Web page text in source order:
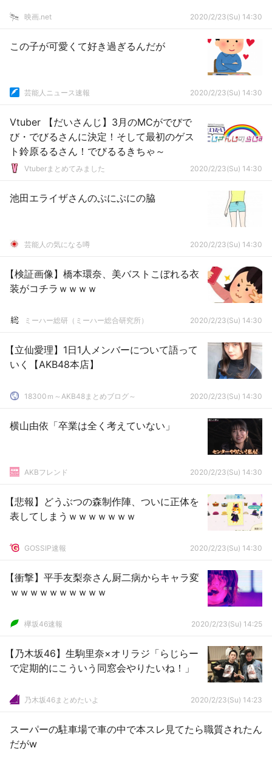
映画.net 2020/2/23(Su) 14:30
この子が可愛くて好き過ぎるんだが
芸能人ニュース速報 2020/2/23(Su) 14:30
Vtuber 【だいさんじ】3月のMCがでびで
び・でびるさんに決定！そして最初のゲス
ト鈴原るるさん！でびるるきちゃ～
Vtuberまとめてみました 2020/2/23(Su) 14:30
池田エライザさんのぷにぷにの脇
芸能人の気になる噂 2020/2/23(Su) 14:30
【検証画像】橋本環奈、美バストこぼれる衣
装がコチラｗｗｗｗ
ミーハー総研（ミーハー総合研究所） 2020/2/23(Su) 14:30
【立仙愛理】1日1人メンバーについて語って
いく【AKB48本店】
18300ｍ～AKB48まとめブログ～ 2020/2/23(Su) 14:30
横山由依「卒業は全く考えていない」
AKBフレンド 2020/2/23(Su) 14:30
【悲報】どうぶつの森制作陣、ついに正体を
表してしまうｗｗｗｗｗｗｗ
GOSSIP速報 2020/2/23(Su) 14:30
【衝撃】平手友梨奈さん厨二病からキャラ変
ｗｗｗｗｗｗｗｗｗｗ
欅坂46速報 2020/2/23(Su) 14:25
【乃木坂46】生駒里奈×オリラジ「らじらー
で定期的にこういう同窓会やりたいね！」
乃木坂46まとめたいよ 2020/2/23(Su) 14:23
スーパーの駐車場で車の中で本スレ見てたら職質されたん
だがw